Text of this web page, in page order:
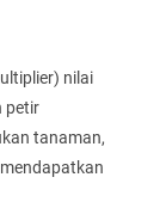
nilai
petir
tanaman,